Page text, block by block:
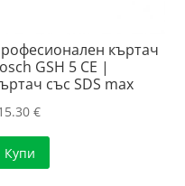
къртач
GSH 5 CE |
със SDS max
€
Купи